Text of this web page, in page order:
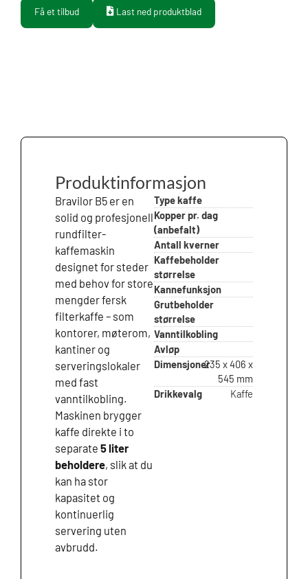
Få et tilbud Last ned produktblad
Produktinformasjon
Bravilor B5 er en
solid og profesjonell
rundfilter-
kaffemaskin
designet for steder
med behov for store
mengder fersk
filterkaffe – som
kontorer, møterom,
kantiner og
serveringslokaler
med fast
vanntilkobling.
Maskinen brygger
kaffe direkte i to
separate5 liter
beholdere, slik at du
kan ha stor
kapasitet og
kontinuerlig
servering uten
avbrudd.
Type kaffe
Kopper pr. dag
(anbefalt)
Antall kverner
Kaffebeholder
størrelse
Kannefunksjon
Grutbeholder
størrelse
Vanntilkobling
Avløp
Dimensjoner235 x 406 x
545 mm
Drikkevalg
Kaffe